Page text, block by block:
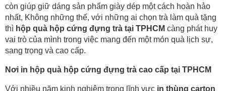
còn giúp giữ dáng sản phẩm giày dép một cách hoàn hảo
nhất, Không những thế, với những ai chọn trà làm quà tặng
thì hộp quà hộp cứng đựng trà tại TPHCM càng phát huy
vai trò của mình trong việc mang đến một món quà lịch sự,
sang trọng và cao cấp.
Nơi in hộp quà hộp cứng đựng trà cao cấp tại TPHCM
Với nhiều năm kinh nghiệm trong lĩnh vực in thùng carton